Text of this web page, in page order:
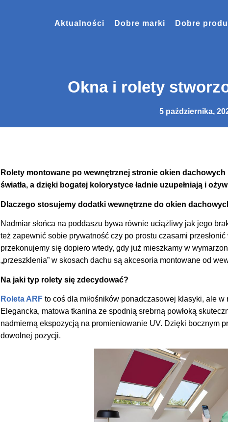
Aktualności Dobre marki Dobre
Okna i rolety
5 października,
Rolety montowane po wewnętrznej stronie okien
światła, a dzięki bogatej kolorystyce ładnie uzupełniają i
Dlaczego stosujemy dodatki wewnętrzne do okien
Nadmiar słońca na poddaszu bywa równie uciążliwy jak jego
też zapewnić sobie prywatność czy po prostu czasami
przekonujemy się dopiero wtedy, gdy już mieszkamy w
„przeszklenia” w skosach dachu są akcesoria montowane od
Na jaki typ rolety się zdecydować?
Roleta ARF to coś dla miłośników ponadczasowej klasyki, ale
Elegancka, matowa tkanina ze spodnią srebrną powłoką
nadmierną ekspozycją na promieniowanie UV. Dzięki bocznym
dowolnej pozycji.